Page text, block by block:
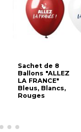
Sachet de 8
Ballons "ALLEZ
LA FRANCE"
Bleus, Blancs,
Rouges